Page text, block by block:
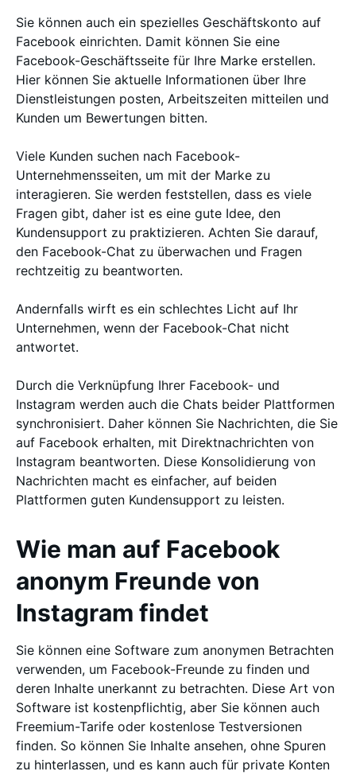
Sie können auch ein spezielles Geschäftskonto auf
Facebook einrichten. Damit können Sie eine
Facebook-Geschäftsseite für Ihre Marke erstellen.
Hier können Sie aktuelle Informationen über Ihre
Dienstleistungen posten, Arbeitszeiten mitteilen und
Kunden um Bewertungen bitten.
Viele Kunden suchen nach Facebook-
Unternehmensseiten, um mit der Marke zu
interagieren. Sie werden feststellen, dass es viele
Fragen gibt, daher ist es eine gute Idee, den
Kundensupport zu praktizieren. Achten Sie darauf,
den Facebook-Chat zu überwachen und Fragen
rechtzeitig zu beantworten.
Andernfalls wirft es ein schlechtes Licht auf Ihr
Unternehmen, wenn der Facebook-Chat nicht
antwortet.
Durch die Verknüpfung Ihrer Facebook- und
Instagram werden auch die Chats beider Plattformen
synchronisiert. Daher können Sie Nachrichten, die Sie
auf Facebook erhalten, mit Direktnachrichten von
Instagram beantworten. Diese Konsolidierung von
Nachrichten macht es einfacher, auf beiden
Plattformen guten Kundensupport zu leisten.
Wie man auf Facebook
anonym Freunde von
Instagram findet
Sie können eine Software zum anonymen Betrachten
verwenden, um Facebook-Freunde zu finden und
deren Inhalte unerkannt zu betrachten. Diese Art von
Software ist kostenpflichtig, aber Sie können auch
Freemium-Tarife oder kostenlose Testversionen
finden. So können Sie Inhalte ansehen, ohne Spuren
zu hinterlassen, und es kann auch für private Konten